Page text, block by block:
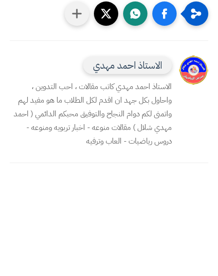
الاستاذ احمد مهدي
الاستاذ احمد مهدي كاتب مقالات ، احب التدوين ،
واحاول بكل جهد ان اقدم لكل الطلاب ما هو مفيد لهم
واتمنى لكم دوام النجاح والتوفيق محبكم الدائمي ( احمد
مهدي شلال ) مقالات منوعه - اخبار تربويه ومنوعه -
دروس رياضيات - العاب وترفيه